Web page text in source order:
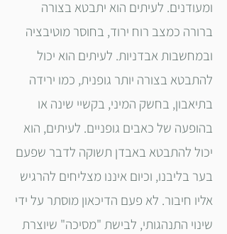
ומעודנים. לעיתים הוא יתבטא בצורה
ברורה כמצב רוח ירוד, בחוסר מוטיבציה
ובמחשבות אבדניות. לעיתים הוא יכול
להתבטא בצורה יותר גופנית, כמו ירידה
בתיאבון, בחשק המיני, בקשיי שינה או
בהופעה של כאבים גופניים. לעיתים, הוא
יכול להתבטא באבדן תשוקה לדבר שפעם
בער בליבנו, וכיום איננו מצליחים להרגיש
אליו חיבור. לא פעם הדיכאון מוסתר על ידי
שינוי התנהגותי, לבישת "מסיכה" שיוצרת